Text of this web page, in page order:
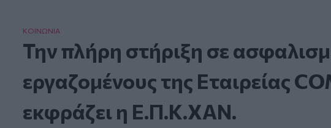
ΚΟΙΝΩΝΙΑ
Την πλήρη στήριξη σε
εργαζομένους της Εταιρείας
εκφράζει η Ε.Π.Κ.ΧΑΝ.